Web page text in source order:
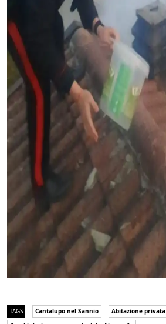
TAGS Cantalupo nel Sannio
Abitazione privata